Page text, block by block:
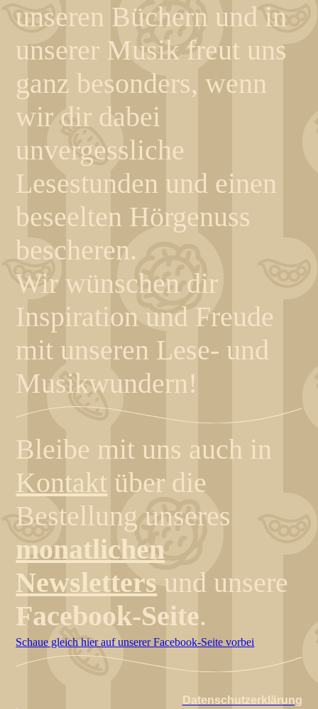
unseren Büchern und in
unserer Musik freut uns
ganz besonders, wenn
wir dir dabei
unvergessliche
Lesestunden und einen
beseelten Hörgenuss
bescheren.
Wir wünschen dir
Inspiration und Freude
mit unseren Lese- und
Musikwundern!
Bleibe mit uns auch in
Kontakt über die
Bestellung unseres
monatlichen
Newsletters und unsere
Facebook-Seite.
Schaue gleich hier auf unserer Facebook-Seite vorbei
Datenschutzerklärung